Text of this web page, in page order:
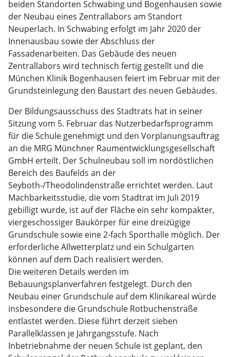
beiden Standorten Schwabing und Bogenhausen sowie
der Neubau eines Zentrallabors am Standort
Neuperlach. In Schwabing erfolgt im Jahr 2020 der
Innenausbau sowie der Abschluss der
Fassadenarbeiten. Das Gebäude des neuen
Zentrallabors wird technisch fertig gestellt und die
München Klinik Bogenhausen feiert im Februar mit der
Grundsteinlegung den Baustart des neuen Gebäudes.
Der Bildungsausschuss des Stadtrats hat in seiner
Sitzung vom 5. Februar das Nutzerbedarfsprogramm
für die Schule genehmigt und den Vorplanungsauftrag
an die MRG Münchner Raumentwicklungsgesellschaft
GmbH erteilt. Der Schulneubau soll im nordöstlichen
Bereich des Baufelds an der
Seyboth-/Theodolindenstraße errichtet werden. Laut
Machbarkeitsstudie, die vom Stadtrat im Juli 2019
gebilligt wurde, ist auf der Fläche ein sehr kompakter,
viergeschossiger Baukörper für eine dreizügige
Grundschule sowie eine 2-fach Sporthalle möglich. Der
erforderliche Allwetterplatz und ein Schulgarten
können auf dem Dach realisiert werden.
Die weiteren Details werden im
Bebauungsplanverfahren festgelegt. Durch den
Neubau einer Grundschule auf dem Klinikareal würde
insbesondere die Grundschule Rotbuchenstraße
entlastet werden. Diese führt derzeit sieben
Parallelklassen je Jahrgangsstufe. Nach
Inbetriebnahme der neuen Schule ist geplant, den